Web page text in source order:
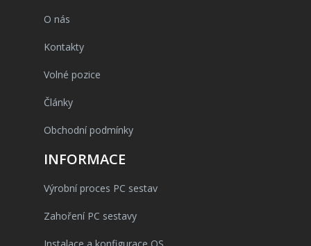
O nás
Kontakty
Volné pozice
Články
Obchodní podmínky
INFORMACE
Výrobní proces PC sestav
Zahoření PC sestavy